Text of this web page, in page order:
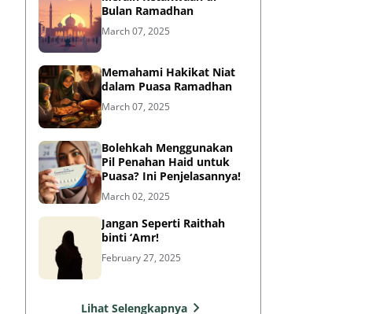
Bulan Ramadhan
March 07, 2025
Memahami Hakikat Niat
dalam Puasa Ramadhan
March 07, 2025
Bolehkah Menggunakan
Pil Penahan Haid untuk
Puasa? Ini Penjelasannya!
March 02, 2025
Jangan Seperti Raithah
binti ‘Amr!
February 27, 2025
Lihat Selengkapnya